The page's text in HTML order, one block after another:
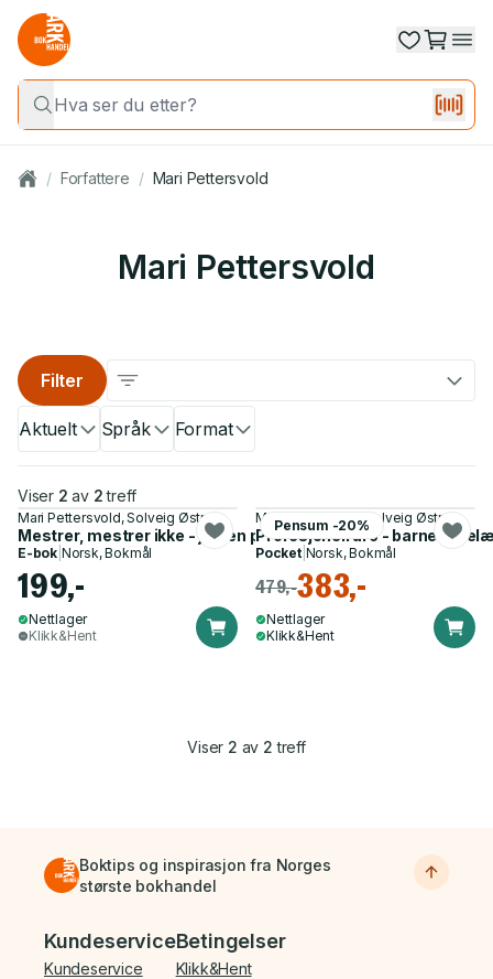
/ Forfattere / Mari Pettersvold
Mari Pettersvold
Aktuelt Språk Format
Filter
Viser 2 av 2 treff
Mari Pettersvold, Solveig Østrem
Mestrer, mestrer ikke - jakten på det normale barnet
E-bok Norsk, Bokmål
199,-
Nettlager
Klikk&Hent
Pensum -20%
Mari Pettersvold, Solveig Østrem
Profesjonell uro -
Pocket| Norsk, Bokmål
479,-383,-
Nettlager
Klikk&Hent
Viser 2 av 2 treff
Boktips og inspirasjon fra Norges
største bokhandel
Bunnmeny
Kundeservice
Kundeservice
Betingelser
Klikk&Hent